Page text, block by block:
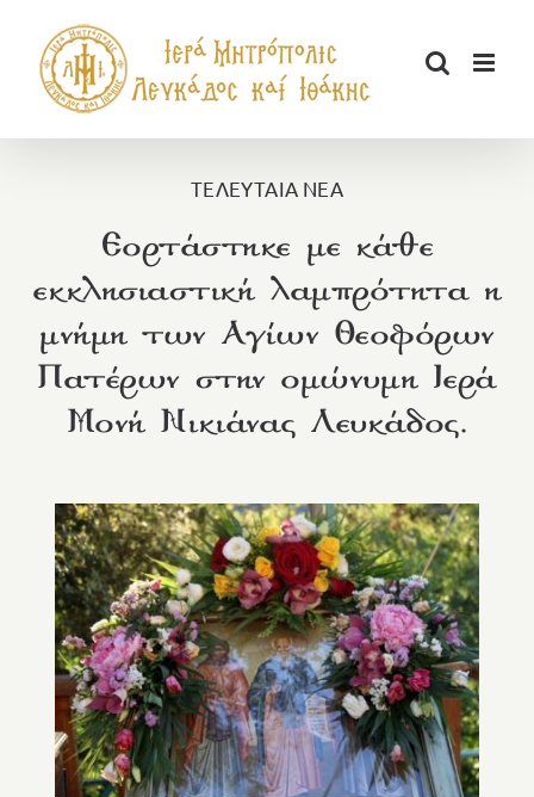
περιεχόμενο
ΤΕΛΕΥΤΑΙΑ ΝΕΑ
Εορτάστηκε με κάθε
εκκλησιαστική λαμπρότητα η
μνήμη των Αγίων Θεοφόρων
Πατέρων στην ομώνυμη Ιερά
Μονή Νικιάνας Λευκάδος.